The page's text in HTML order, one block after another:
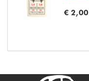
€ 2,00